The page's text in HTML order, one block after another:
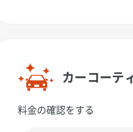
カーコーテ
料金の確認をする